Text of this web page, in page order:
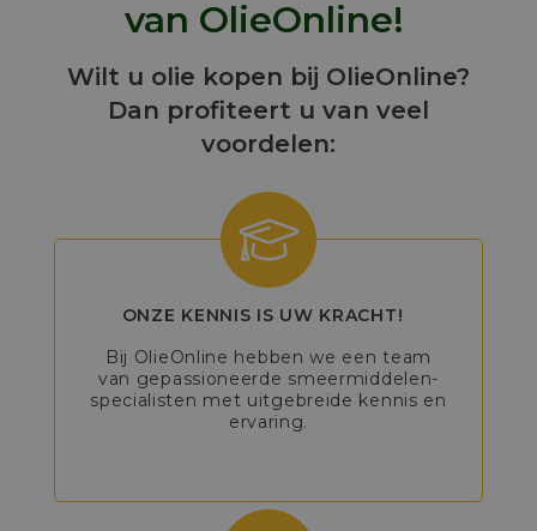
van OlieOnline!
Wilt u olie kopen bij OlieOnline?
Dan profiteert u van veel
voordelen:
ONZE KENNIS IS UW KRACHT!
Bij OlieOnline hebben we een team
van gepassioneerde smeermiddelen-
specialisten met uitgebreide kennis en
ervaring.